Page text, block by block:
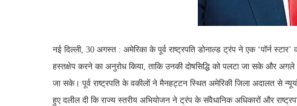
नई दिल्ली, 30 अगस्त : अमेरिका के पूर्व राष्ट्रपति डोनाल्ड ट्रंप ने एक ‘पॉर्न
हस्तक्षेप करने का अनुरोध किया, ताकि उनकी दोषसिद्धि को पलटा जा सके और अगले
जा सके। पूर्व राष्ट्रपति के वकीलों ने मैनहट्टन स्थित अमेरिकी जिला अदालत से
हुए दलील दी कि राज्य स्तरीय अभियोजन ने ट्रंप के संवैधानिक अधिकारों और